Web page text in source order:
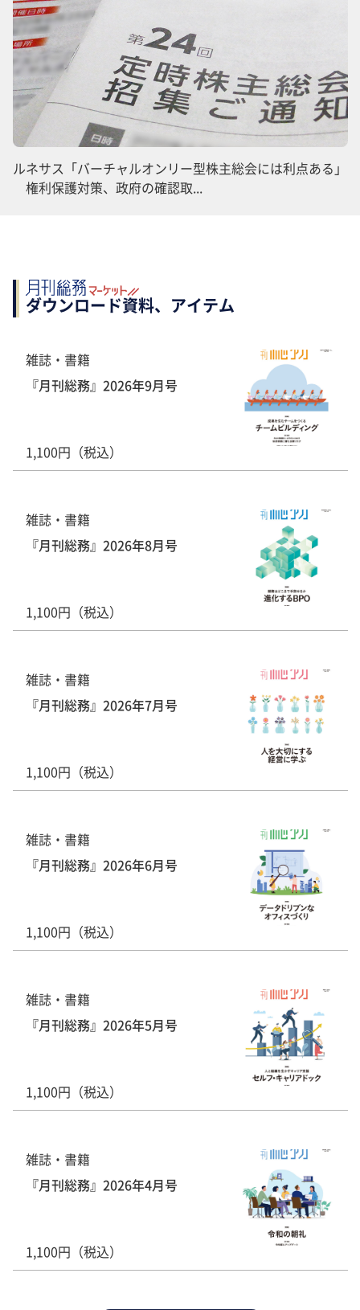
ルネサス「バーチャルオンリー型株主総会には利点ある」
権利保護対策、政府の確認取...
ダウンロード資料、アイテム
雑誌・書籍
『月刊総務』2026年9月号
1,100円（税込）
雑誌・書籍
『月刊総務』2026年8月号
1,100円（税込）
雑誌・書籍
『月刊総務』2026年7月号
1,100円（税込）
雑誌・書籍
『月刊総務』2026年6月号
1,100円（税込）
雑誌・書籍
『月刊総務』2026年5月号
1,100円（税込）
雑誌・書籍
『月刊総務』2026年4月号
1,100円（税込）